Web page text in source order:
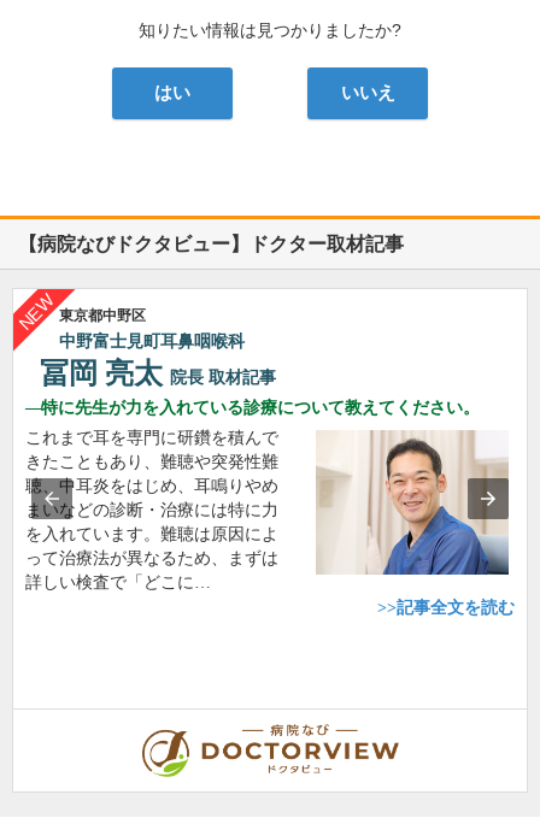
知りたい情報は見つかりましたか?
はい いいえ
【病院なびドクタビュー】ドクター取材記事
東京都中野区
中野富士見町耳鼻咽喉科
冨岡 亮太 院長 取材記事
特に先生が力を入れている診療について教えてください。
これまで耳を専門に研鑽を積んで
きたこともあり、難聴や突発性難
聴、中耳炎をはじめ、耳鳴りやめ
まいなどの診断・治療には特に力
を入れています。難聴は原因によ
って治療法が異なるため、まずは
詳しい検査で「どこに…
>>記事全文を読む